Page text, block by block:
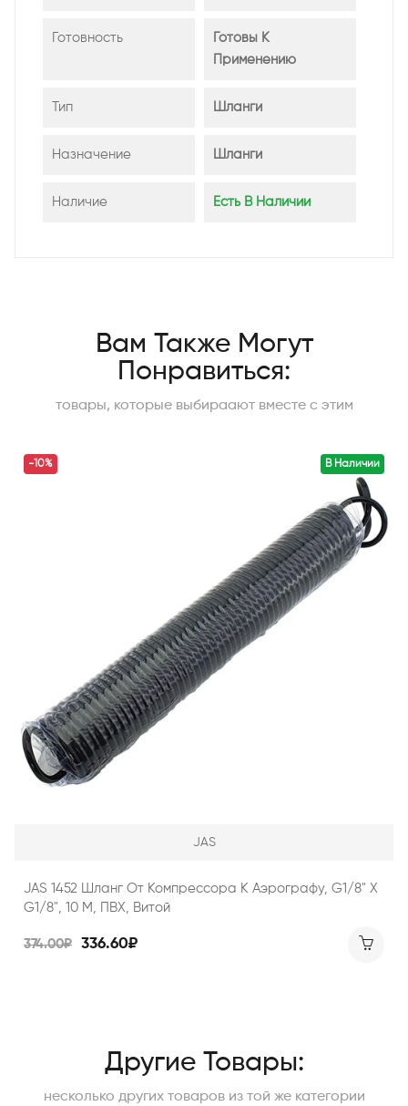
Готовность
Готовы К
Применению
Тип Шланги
Назначение Шланги
Наличие Есть В Наличии
Вам Также Могут
Понравиться:
товары, которые выбираают вместе с этим
В Наличии
-10%
JAS
JAS 1452 Шланг От Компрессора К Аэрографу, G1/8" Х
G1/8", 10 М, ПВХ, Витой
374.00₽ 336.60₽
Другие Товары:
несколько других товаров из той же категории